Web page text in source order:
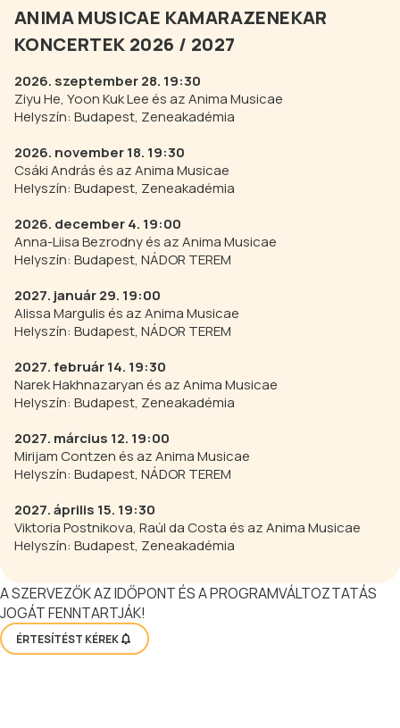
ANIMA MUSICAE KAMARAZENEKAR
KONCERTEK 2026 / 2027
2026. szeptember 28. 19:30
Ziyu He, Yoon Kuk Lee és az Anima Musicae
Helyszín: Budapest, Zeneakadémia
2026. november 18. 19:30
Csáki András és az Anima Musicae
Helyszín: Budapest, Zeneakadémia
2026. december 4. 19:00
Anna-Liisa Bezrodny és az Anima Musicae
Helyszín: Budapest, NÁDOR TEREM
2027. január 29. 19:00
Alissa Margulis és az Anima Musicae
Helyszín: Budapest, NÁDOR TEREM
2027. február 14. 19:30
Narek Hakhnazaryan és az Anima Musicae
Helyszín: Budapest, Zeneakadémia
2027. március 12. 19:00
Mirijam Contzen és az Anima Musicae
Helyszín: Budapest, NÁDOR TEREM
2027. április 15. 19:30
Viktoria Postnikova, Raúl da Costa és az Anima Musicae
Helyszín: Budapest, Zeneakadémia
A SZERVEZŐK AZ IDŐPONT ÉS A PROGRAMVÁLTOZTATÁS
JOGÁT FENNTARTJÁK!
ÉRTESÍTÉST KÉREK